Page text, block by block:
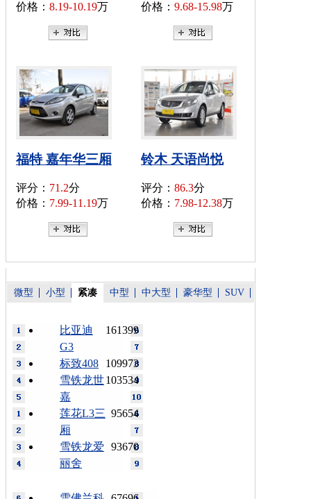
价格： 8.19-10.19万
价格： 9.68-15.98万
福特 嘉年华三厢
评分： 71.2分
价格： 7.99-11.19万
铃木 天语尚悦
评分： 86.3分
价格： 7.98-12.38万
微型 小型 紧凑 中型 中大型 豪华型 SUV
161399
比亚迪
G3
109973
标致408
103534
雪铁龙世
嘉
95654
莲花L3三
厢
93670
雪铁龙爱
丽舍